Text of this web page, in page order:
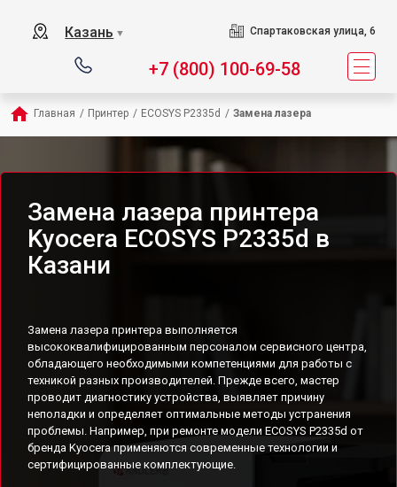
Казань ▼ Спартаковская улица, 6
+7 (800) 100-69-58
Главная / Принтер / ECOSYS P2335d / Замена лазера
Замена лазера принтера
Kyocera ECOSYS P2335d в
Казани
Замена лазера принтера выполняется
высококвалифицированным персоналом сервисного центра,
обладающего необходимыми компетенциями для работы с
техникой разных производителей. Прежде всего, мастер
проводит диагностику устройства, выявляет причину
неполадки и определяет оптимальные методы устранения
проблемы. Например, при ремонте модели ECOSYS P2335d от
бренда Kyocera применяются современные технологии и
сертифицированные комплектующие.